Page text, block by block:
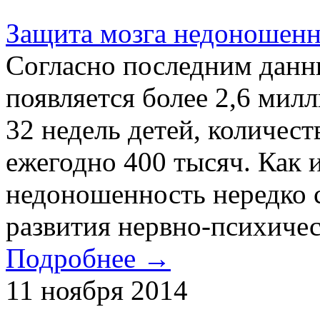
Защита мозга
Согласно последним
появляется более 2,6
32 недель детей,
ежегодно 400 тысяч. Как
недоношенность
развития нервно-
Подробнее →
11 ноября 2014